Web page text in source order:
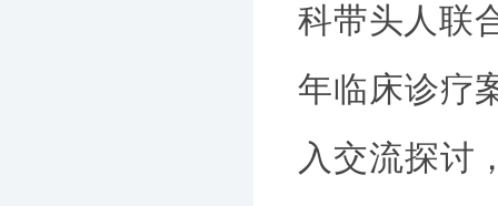
科带头人联
年临床诊疗
入交流探讨